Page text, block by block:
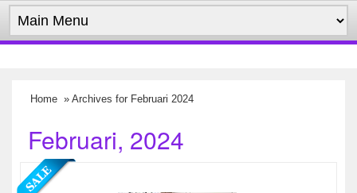
Home » Archives for Februari 2024
Februari, 2024